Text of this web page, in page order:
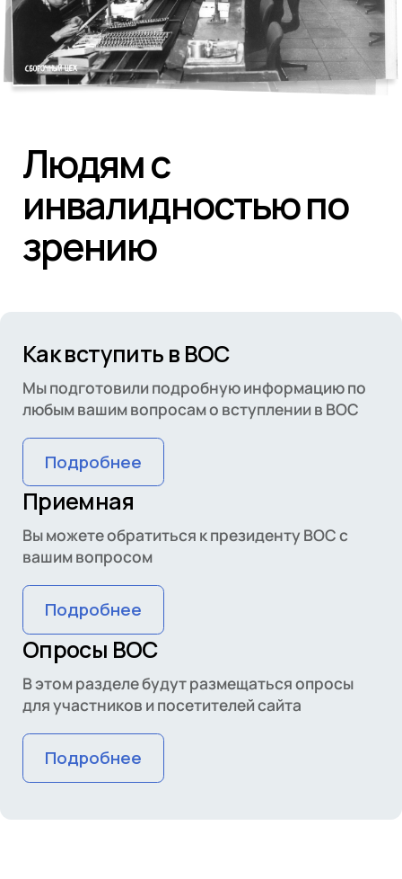
Деятельность
Людям с
инвалидностью по
зрению
Как вступить в ВОС
Мы подготовили подробную информацию по
любым вашим вопросам о вступлении в ВОС
Подробнее
Приемная
Вы можете обратиться к президенту ВОС с
вашим вопросом
Подробнее
Опросы ВОС
В этом разделе будут размещаться опросы
для участников и посетителей сайта
Подробнее